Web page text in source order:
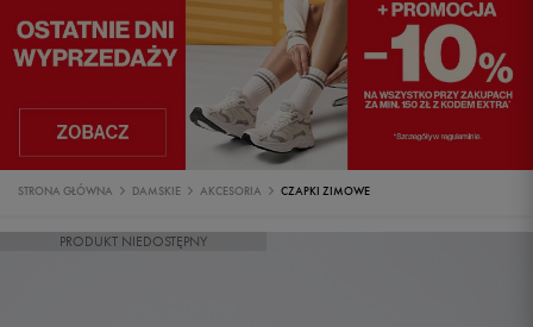
STRONA GŁÓWNA DAMSKIE AKCESORIA CZAPKI ZIMOWE
PRODUKT NIEDOSTĘPNY